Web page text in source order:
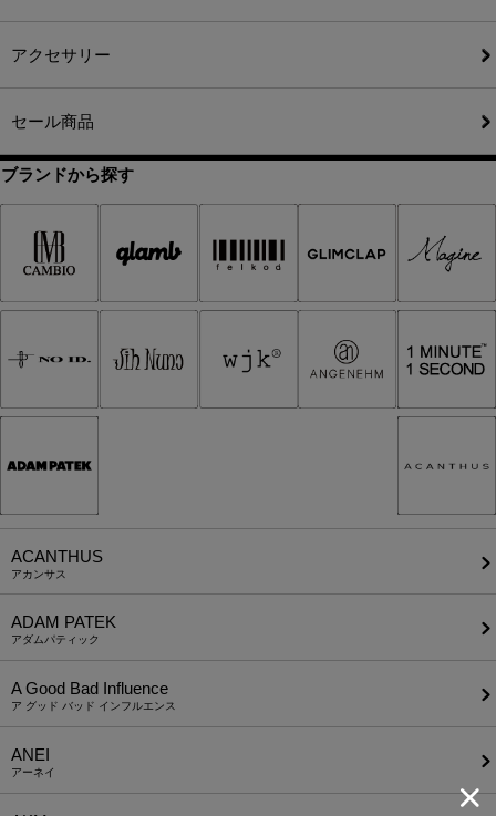
アクセサリー
セール商品
ブランドから探す
ACANTHUS
アカンサス
ADAM PATEK
アダムパティック
A Good Bad Influence
ア グッド バッド インフルエンス
ANEI
アーネイ